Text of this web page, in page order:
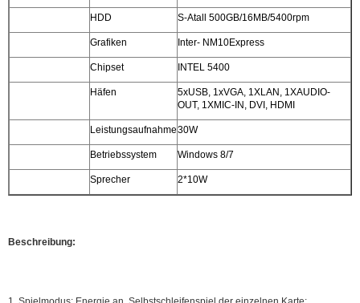
HDD S-Atall 500GB/16MB/5400rpm
Grafiken Inter- NM10Express
Chipset INTEL 5400
Häfen
5xUSB, 1xVGA, 1XLAN, 1XAUDIO-
OUT, 1XMIC-IN, DVI, HDMI
Leistungsaufnahme30W
Betriebssystem Windows 8/7
Sprecher 2*10W
Beschreibung: